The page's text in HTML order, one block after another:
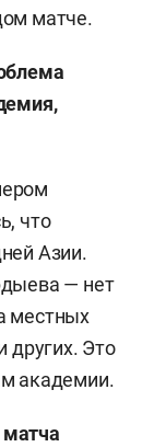
матче.
что
Азии.
— нет
местных
других. Это
академии.